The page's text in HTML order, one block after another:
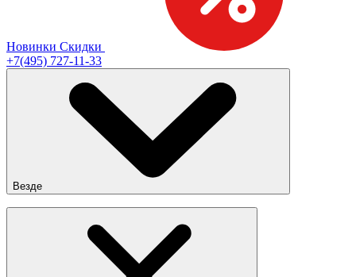
Новинки Скидки
+7(495) 727-11-33
Везде